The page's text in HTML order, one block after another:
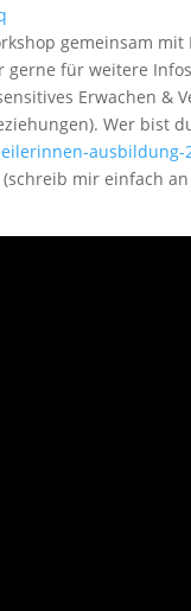
gemeinsam
gerne für weitere
sensitives Erwachen
Wer bist
ausbildung-
(schreib mir einfach an